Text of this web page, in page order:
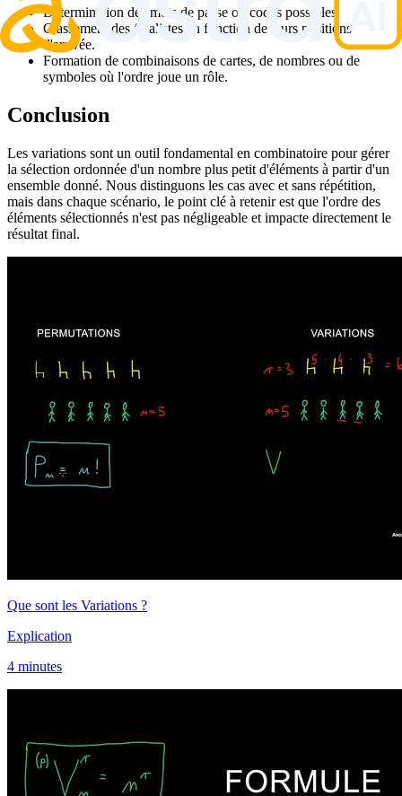
Détermination des mots de passe ou codes possibles.
Classement des finalistes en fonction de leurs positions
d'arrivée.
Formation de combinaisons de cartes, de nombres ou de
symboles où l'ordre joue un rôle.
Conclusion
Les variations sont un outil fondamental en combinatoire pour gérer
la sélection ordonnée d'un nombre plus petit d'éléments à partir d'un
ensemble donné. Nous distinguons les cas avec et sans répétition,
mais dans chaque scénario, le point clé à retenir est que l'ordre des
éléments sélectionnés n'est pas négligeable et impacte directement le
résultat final.
Que sont les Variations ?
Explication
4 minutes